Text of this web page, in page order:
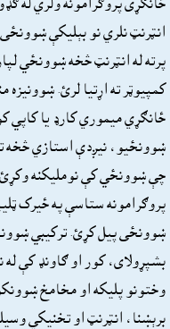
ځانګړى پروګرامونه ولري له
انټرنټ نلري نو بېليکې
پرته له انټرنټ څخه ښوونځي
کمپيوټر ته اړتيا لرئ. ښوونيزه
ځانګړي ميموري کارډ يا کاپي
ښوونځيو، نيږدې استازي
چې ښوونځي کې نومليکنه
پروګرامونه ستاسې په ځيرک
ښوونځى پيل کړئ. ترکيبي
بشپړولاى، کور او ګاونډ کې له
وختونو پليکه او مخامخ
برېښنا، انټرنټ او تخنيکي